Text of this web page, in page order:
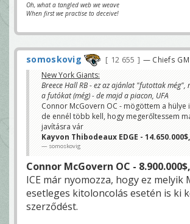
Oh, what a tangled web we weave
When first we practise to deceive!
somoskovig 12 655 — Chiefs GM
New York Giants:
Breece Hall RB - ez az ajánlat "futottak még",
a futókat (még) - de majd a piacon, UFA
Connor McGovern OC - mögöttem a hülye
de ennél több kell, hogy megerőltessem
javításra vár
Kayvon Thibodeaux EDGE -
somoskovig
Connor McGovern OC -
ICE már nyomozza, hogy ez melyik
esetleges kitoloncolás esetén is ki
szerződést.